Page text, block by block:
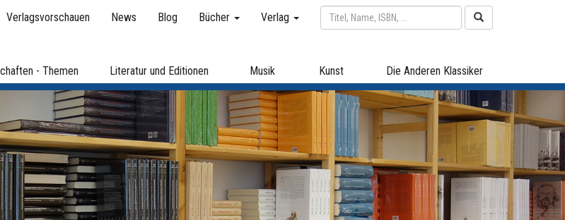
Verlagsvorschauen News Blog Bücher Verlag
- Themen Literatur und Editionen Musik Kunst Die Anderen Klassiker